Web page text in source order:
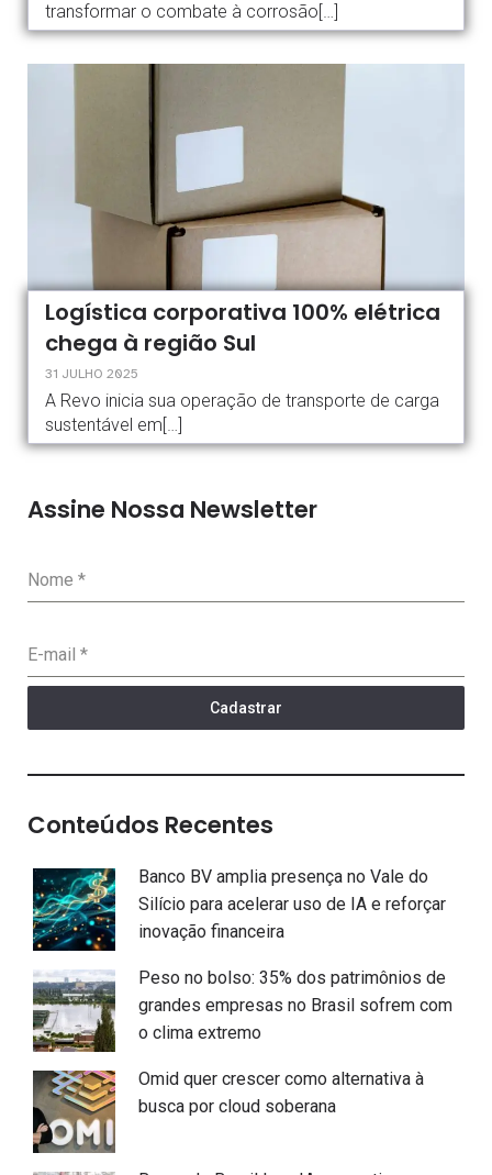
transformar o combate à corrosão[…]
Logística corporativa 100% elétrica
chega à região Sul
31 JULHO 2025
A Revo inicia sua operação de transporte de carga
sustentável em[…]
Assine Nossa Newsletter
Nome *
E-mail *
Cadastrar
Conteúdos Recentes
Banco BV amplia presença no Vale do
Silício para acelerar uso de IA e reforçar
inovação financeira
Peso no bolso: 35% dos patrimônios de
grandes empresas no Brasil sofrem com
o clima extremo
Omid quer crescer como alternativa à
busca por cloud soberana